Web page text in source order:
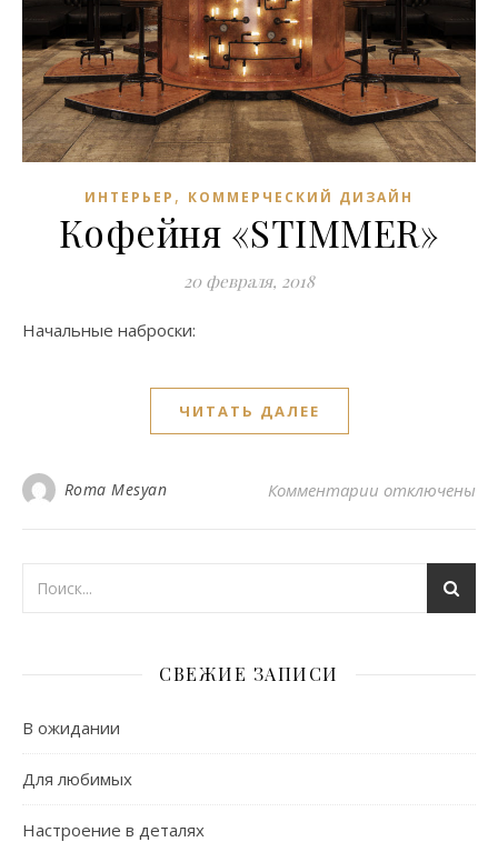
ИНТЕРЬЕР , КОММЕРЧЕСКИЙ ДИЗАЙН
Кофейня «STIMMER»
20 февраля, 2018
Начальные наброски:
ЧИТАТЬ ДАЛЕЕ
Roma Mesyan Комментарии к записи
отключены
СВЕЖИЕ ЗАПИСИ
В ожидании
Для любимых
Настроение в деталях